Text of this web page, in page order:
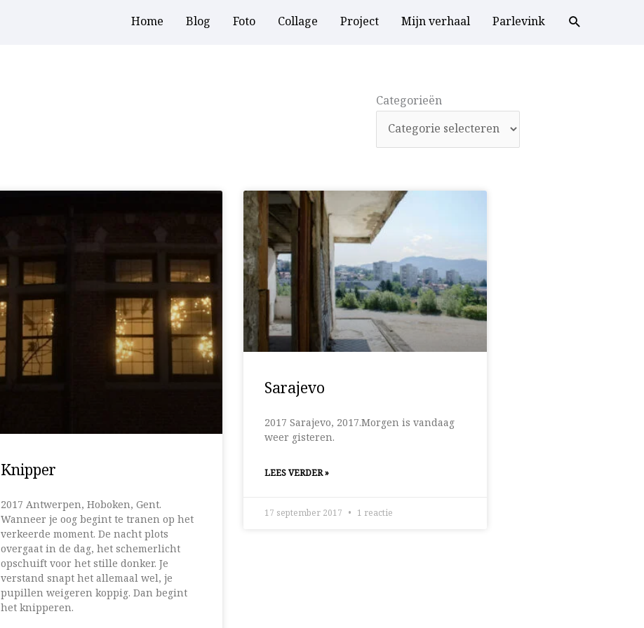
Home Blog Foto Collage Project Mijn verhaal Parlevink
Categorieën
Categorieën
Knipper
2017 Antwerpen, Hoboken, Gent.
Wanneer je oog begint te tranen op het
verkeerde moment. De nacht plots
overgaat in de dag, het schemerlicht
opschuift voor het stille donker. Je
verstand snapt het allemaal wel, je
pupillen weigeren koppig. Dan begint
het knipperen.
Sarajevo
2017 Sarajevo, 2017.Morgen is vandaag
weer gisteren.
LEES VERDER »
17 september 2017 1 reactie